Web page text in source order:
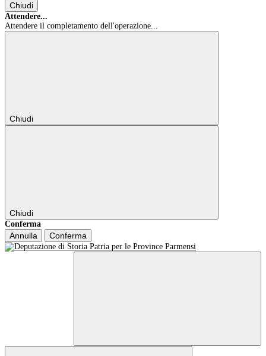
Chiudi
Attendere...
Attendere il completamento dell'operazione...
Chiudi
Chiudi
Conferma
Annulla Conferma